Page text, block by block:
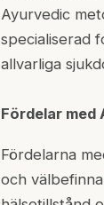
Ayurvedic
specialiserad
allvarliga
Fördelar med
Fördelarna
och